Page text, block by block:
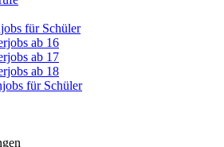
für Schüler
ab 16
ab 17
ab 18
für Schüler